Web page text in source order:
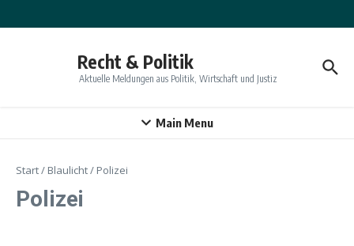
Recht & Politik
Aktuelle Meldungen aus Politik, Wirtschaft und Justiz
Main Menu
Start/ Blaulicht/ Polizei
Polizei